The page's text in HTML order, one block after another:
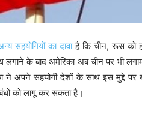
सहयोगियों का दावाहै कि चीन, रूस को
लगाने के बाद अमेरिका अब चीन पर भी
ने अपने सहयोगी देशों के साथ इस मुद्दे
को लागू कर सकता है।